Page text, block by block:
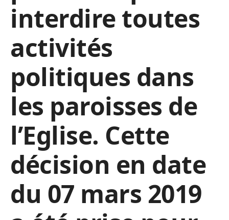
interdire toutes
activités
politiques dans
les paroisses de
l’Eglise. Cette
décision en date
du 07 mars 2019